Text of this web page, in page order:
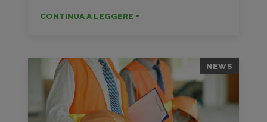
CONTINUA A LEGGERE +
NEWS